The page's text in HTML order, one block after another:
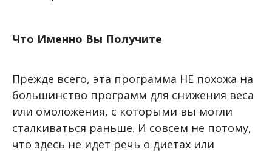
Что Именно Вы Получите
Прежде всего, эта программа НЕ похожа на
большинство программ для снижения веса
или омоложения, с которыми вы могли
сталкиваться раньше. И совсем не потому,
что здесь не идет речь о диетах или